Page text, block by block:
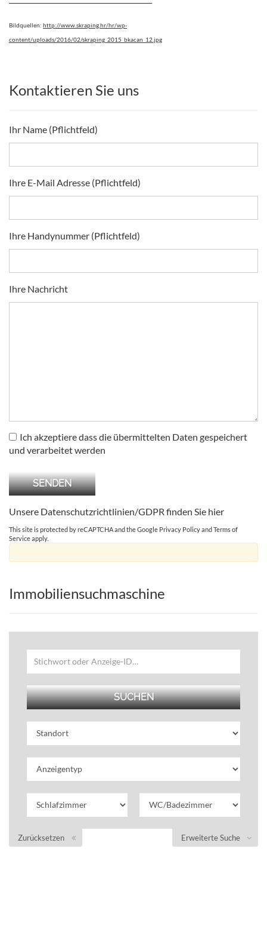
Bildquellen: http://www.skraping.hr/hr/wp-
content/uploads/2016/02/skraping_2015_bkacan_12.jpg
Kontaktieren Sie uns
Ihr Name (Pflichtfeld)
Ihre E-Mail Adresse (Pflichtfeld)
Ihre Handynummer (Pflichtfeld)
Ihre Nachricht
Ich akzeptiere dass die übermittelten Daten gespeichert
und verarbeitet werden
Unsere Datenschutzrichtlinien/GDPR finden Sie hier
This site is protected by reCAPTCHA and the Google Privacy Policy andTerms of
Service apply.
Immobiliensuchmaschine
Erweiterte Suche
Zurücksetzen